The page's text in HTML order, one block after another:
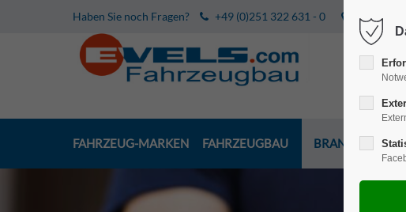
Haben Sie noch Fragen? +49 (0)251 322 631 - 0
FAHRZEUG-MARKEN FAHRZEUGBAU